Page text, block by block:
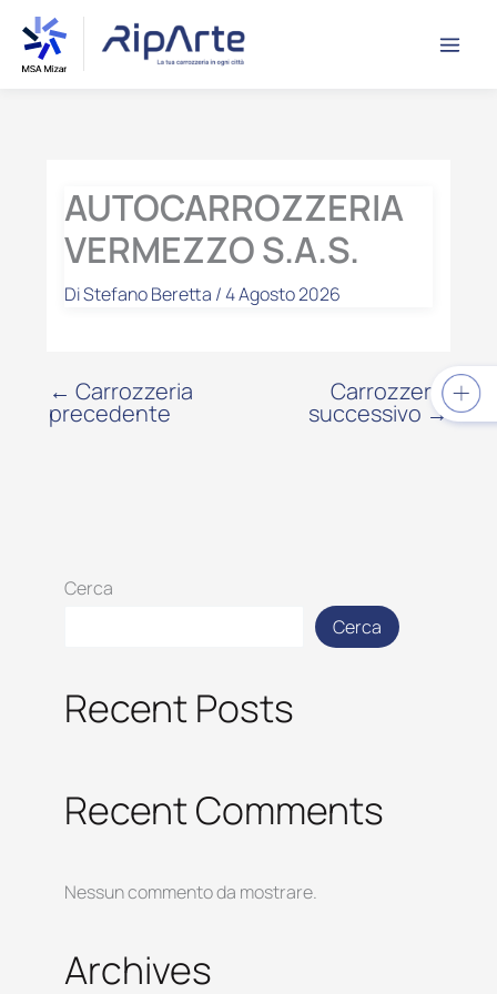
contenuto
contenuto
AUTOCARROZZERIA
VERMEZZO S.A.S.
DiStefano Beretta /4 Agosto 2026
← Carrozzeria
precedente
Carrozzeria
successivo →
Cerca
Cerca
Recent Posts
Recent Comments
Nessun commento da mostrare.
Archives